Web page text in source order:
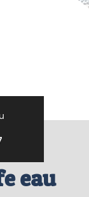
eau